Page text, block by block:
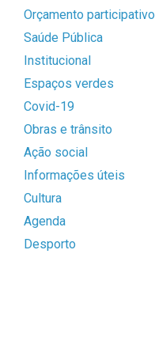
Orçamento participativo
Saúde Pública
Institucional
Espaços verdes
Covid-19
Obras e trânsito
Ação social
Informações úteis
Cultura
Agenda
Desporto